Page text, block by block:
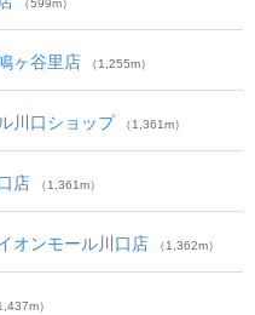
（599m）
ヶ谷里店 （1,255m）
川口ショップ （1,361m）
店 （1,361m）
オンモール川口店 （1,362m）
）